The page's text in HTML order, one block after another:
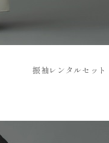
振袖レンタルセッ